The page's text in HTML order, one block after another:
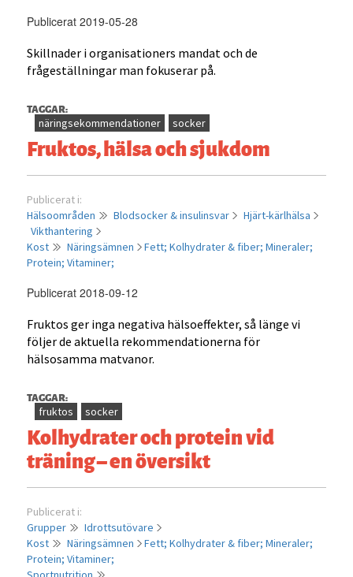
Publicerat 2019-05-28
Skillnader i organisationers mandat och de
frågeställningar man fokuserar på.
TAGGAR:
näringsekommendationer socker
Fruktos, hälsa och sjukdom
Publicerat i:
Hälsoområden
Blodsocker & insulinsvar
Hjärt-kärlhälsa
Vikthantering
Kost
Näringsämnen Fett;Kolhydrater & fiber;Mineraler;
Protein;Vitaminer;
Publicerat 2018-09-12
Fruktos ger inga negativa hälsoeffekter, så länge vi
följer de aktuella rekommendationerna för
hälsosamma matvanor.
TAGGAR:
fruktos socker
Kolhydrater och protein vid
träning – en översikt
Publicerat i:
Grupper
Idrottsutövare
Kost
Näringsämnen Fett;Kolhydrater & fiber;Mineraler;
Protein;Vitaminer;